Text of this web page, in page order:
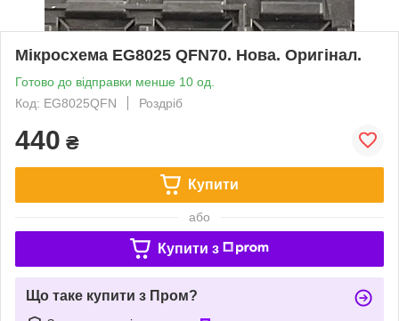
Мікросхема EG8025 QFN70. Нова. Оригінал.
Готово до відправки менше 10 од.
Код: EG8025QFN
Роздріб
440 ₴
Купити
або
Купити з
Що таке купити з Пром?